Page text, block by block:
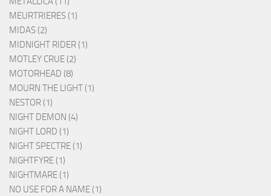
MEURTRIERES (1)
MIDAS (2)
MIDNIGHT RIDER (1)
MOTLEY CRUE (2)
MOTORHEAD (8)
MOURN THE LIGHT (1)
NESTOR (1)
NIGHT DEMON (4)
NIGHT LORD (1)
NIGHT SPECTRE (1)
NIGHTFYRE (1)
NIGHTMARE (1)
NO USE FOR A NAME (1)